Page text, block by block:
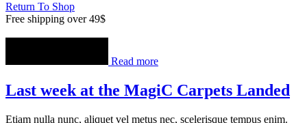
Return To Shop
Free shipping over 49$
Read more
Last week at the MagiC Carpets Landed
Etiam nulla nunc, aliquet vel metus nec, scelerisque tempus enim.